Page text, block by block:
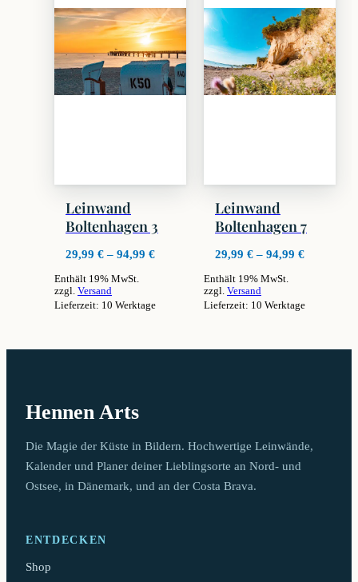
Optionen
können
auf
der
Produktseite
gewählt
werden
Optionen
können
auf
der
Produktseite
gewählt
werden
Leinwand
Boltenhagen 3
29,99 € – 94,99 €Preisspanne:
Enthält 19% MwSt.
zzgl. Versand
Lieferzeit: 10 Werktage
Die
können
auf
der
Produktseite
Leinwand
Boltenhagen 7
29,99 € – 94,99 €
Enthält 19% MwSt.
zzgl. Versand
Lieferzeit: 10 Werktage
können
der
Produktseite
Hennen Arts
Die Magie der Küste in Bildern. Hochwertige Leinwände,
Kalender und Planer deiner Lieblingsorte an Nord- und
Ostsee, in Dänemark, und an der Costa Brava.
ENTDECKEN
Shop